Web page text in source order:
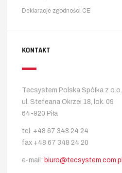
Deklaracje zgodności CE
KONTAKT
Tecsystem Polska Spółka z o.o.
ul. Stefeana Okrzei 18, lok. 09
64-920 Piła
tel. +48 67 348 24 24
fax +48 67 348 24 20
e-mail: biuro@tecsystem.com.pl